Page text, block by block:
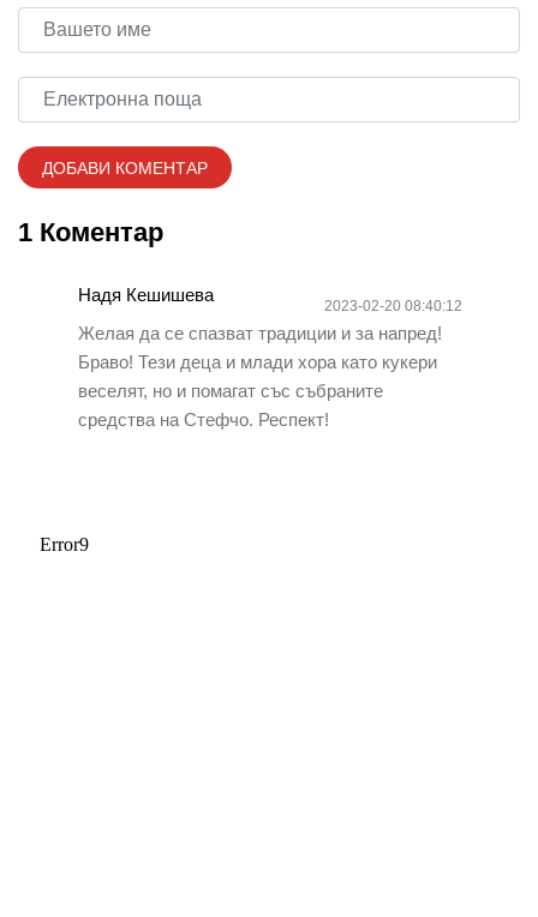
1 Коментар
Надя Кешишева
2023-02-20 08:40:12
Желая да се спазват традиции и за напред!
Браво! Тези деца и млади хора като кукери
веселят, но и помагат със събраните
средства на Стефчо. Респект!